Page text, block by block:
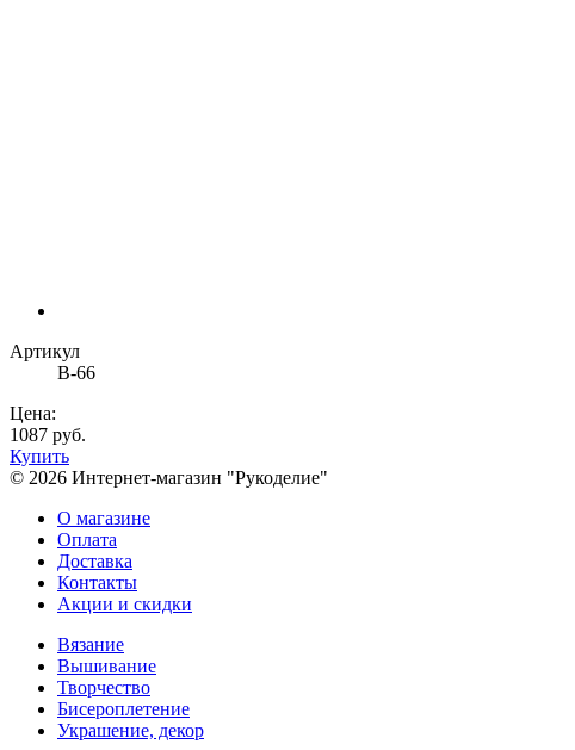
Артикул
В-66
Цена:
1087 руб.
Купить
© 2026 Интернет-магазин "Рукоделие"
О магазине
Оплата
Доставка
Контакты
Акции и скидки
Вязание
Вышивание
Творчество
Бисероплетение
Украшение, декор